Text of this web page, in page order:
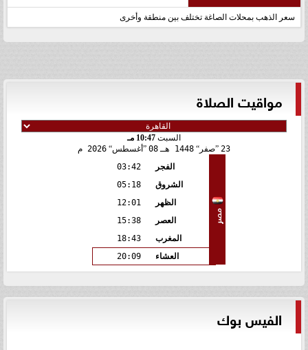
سعر الذهب بمحلات الصاغة تختلف بين منطقة وأخرى
مواقيت الصلاة
السبت 10:47 مـ
23 صفر 1448 هـ 08 أغسطس 2026 م
مصر
الفجر
03:42
الشروق
05:18
الظهر
12:01
العصر
15:38
المغرب
18:43
العشاء
20:09
الفيس بوك